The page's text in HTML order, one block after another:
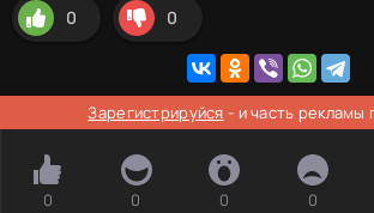
0 0
Зарегистрируйся - и часть рекламы
0 0 0 0